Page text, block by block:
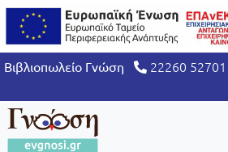
Βιβλιοπωλείο Γνώση 22260 52701